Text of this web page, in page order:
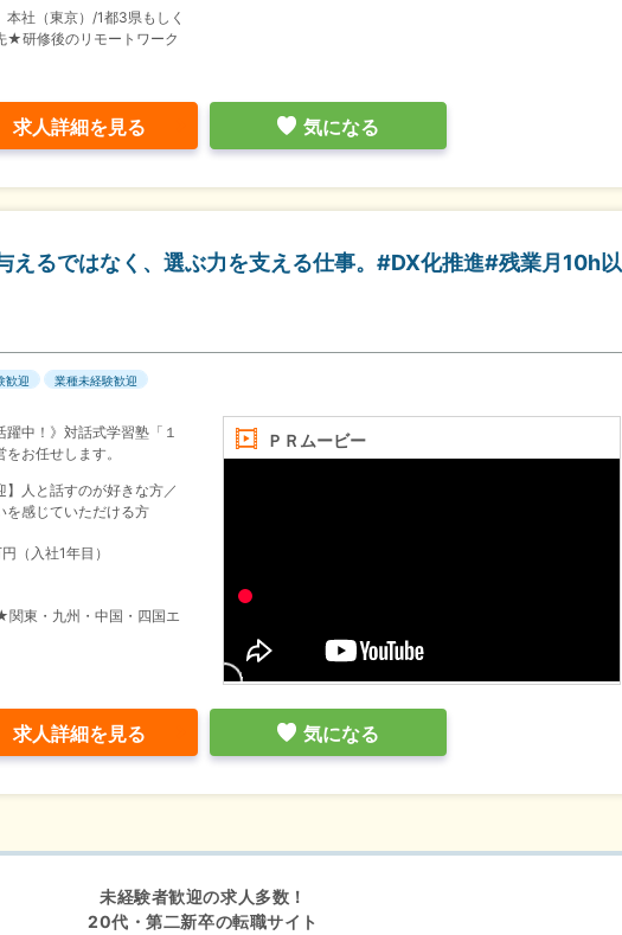
本社（東京）/1都3県もしく
★研修後のリモートワーク
求人詳細を見る 気になる
えるではなく、選ぶ力を支える仕事。#DX化推進#残業月10h以
歓迎 業種未経験歓迎
ＰＲムービー
躍中！》対話式学習塾「１
お任せします。
】人と話すのが好きな方／
を感じていただける方
（入社1年目）
東・九州・中国・四国エ
求人詳細を見る 気になる
未経験者歓迎の求人多数！
20代・第二新卒の転職サイト